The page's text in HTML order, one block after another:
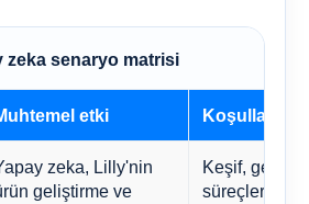
zeka senaryo matrisi
etki Koşullar
zeka, Lilly'nin
geliştirme ve
Keşif,
süreçlerinin